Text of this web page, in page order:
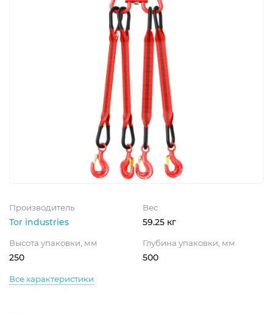
Производитель
Tor industries
Вес
59.25 кг
Высота упаковки, мм
250
Глубина упаковки, мм
500
Все характеристики